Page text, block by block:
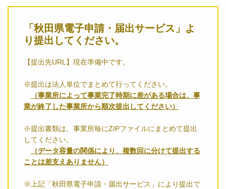
「秋田県電子申請・届出サービス」よ
り提出してください。
【提出先URL】現在準備中です。
※提出は法人単位でまとめて行ってください。
（事業所によって事業完了時期に差がある場合は、事
業が終了した事業所から順次提出してください）
※提出書類は、事業所毎にZIPファイルにまとめて提出
してください。
（データ容量の関係により、複数回に分けて提出する
ことは差支えありません）
※上記「秋田県電子申請・届出サービス」により提出で